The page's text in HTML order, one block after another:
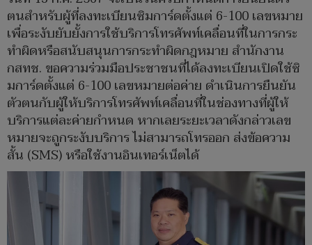
ตนสำหรับผู้ที่ลงทะเบียนซิมการ์ดตั้งแต่ 6-100 เลขหมาย
เพื่อระงับยับยั้งการใช้บริการโทรศัพท์เคลื่อนที่ในการกระ
ทำผิดหรือสนับสนุนการกระทำผิดกฎหมาย สำนักงาน
กสทช. ขอความร่วมมือประชาชนที่ได้ลงทะเบียนเปิดใช้ซิ
มการ์ดตั้งแต่ 6-100 เลขหมายต่อค่าย ดำเนินการยืนยัน
ตัวตนกับผู้ให้บริการโทรศัพท์เคลื่อนที่ในช่องทางที่ผู้ให้
บริการแต่ละค่ายกำหนด หากเลยระยะเวลาดังกล่าวเลข
หมายจะถูกระงับบริการ ไม่สามารถโทรออก ส่งข้อความ
สั้น (SMS) หรือใช้งานอินเทอร์เน็ตได้